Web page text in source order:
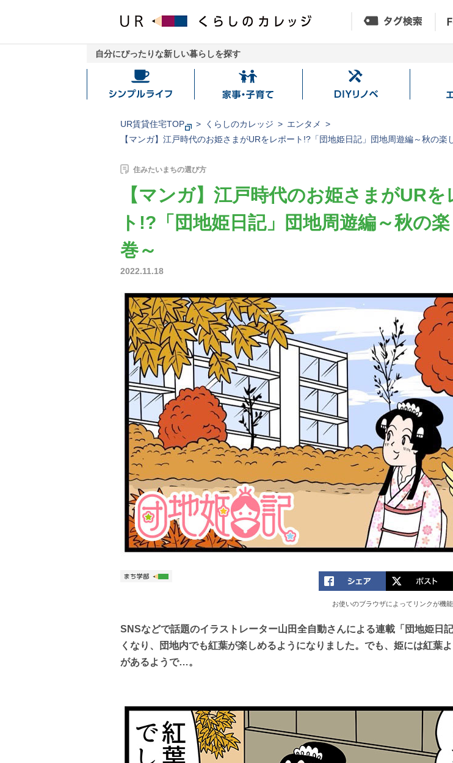
自分にぴったりな新しい暮らしを探す
シ
プ
ル
家
子
育
DIY
ベ
UR賃貸住宅TOP くらしのカレッジ
エンタメ
【マンガ】江戸時代のお姫さまがURをレポート!?「団地姫日記」団地周遊編～秋の楽
住みたいまちの選び方
【マンガ】江戸時代のお姫さまがURを
ト!?「団地姫日記」団地周遊編～秋の
巻～
2022.11.18
お使いのブラウザによってリンクが機
SNSなどで話題のイラストレーター山田全自動さんによる連載「団地姫日
くなり、団地内でも紅葉が楽しめるようになりました。でも、姫には紅葉
があるようで…。